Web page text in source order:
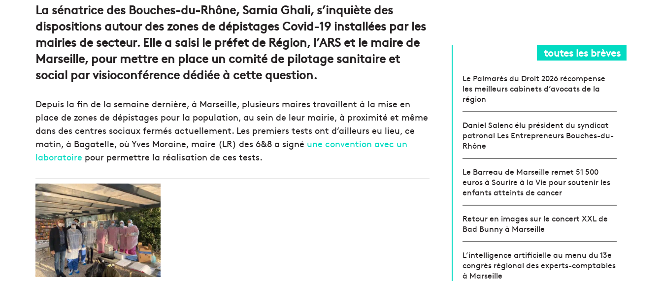
La sénatrice des Bouches-du-Rhône, Samia Ghali, s’inquiète des
dispositions autour des zones de dépistages Covid-19 installées par les
mairies de secteur. Elle a saisi le préfet de Région, l’ARS et le maire de
Marseille, pour mettre en place un comité de pilotage sanitaire et
social par visioconférence dédiée à cette question.
Depuis la fin de la semaine dernière, à Marseille, plusieurs maires travaillent à la mise en
place de zones de dépistages pour la population, au sein de leur mairie, à proximité et même
dans des centres sociaux fermés actuellement. Les premiers tests ont d’ailleurs eu lieu, ce
matin, à Bagatelle, où Yves Moraine, maire (LR) des 6&8 a signé une convention avec un
laboratoire pour permettre la réalisation de ces tests.
toutes les brèves
Le Palmarès du Droit 2026 récompense
les meilleurs cabinets d’avocats de la
région
Daniel Salenc élu président du syndicat
patronal Les Entrepreneurs Bouches-du-
Rhône
Le Barreau de Marseille remet 51 500
euros à Sourire à la Vie pour soutenir les
enfants atteints de cancer
Retour en images sur le concert XXL de
Bad Bunny à Marseille
L’intelligence artificielle au menu du 13e
congrès régional des experts-comptables
à Marseille